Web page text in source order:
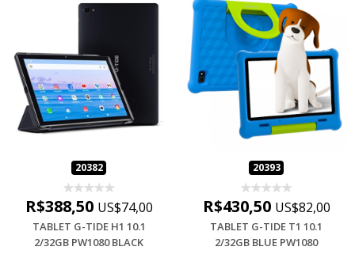
20382
R$388,50 US$74,00
TABLET G-TIDE H1 10.1
2/32GB PW1080 BLACK
20393
R$430,50 US$82,00
TABLET G-TIDE T1 10.1
2/32GB BLUE PW1080